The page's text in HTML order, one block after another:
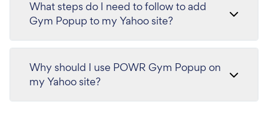
What steps do I need to follow to add
Gym Popup to my Yahoo site?
Why should I use POWR Gym Popup on
my Yahoo site?